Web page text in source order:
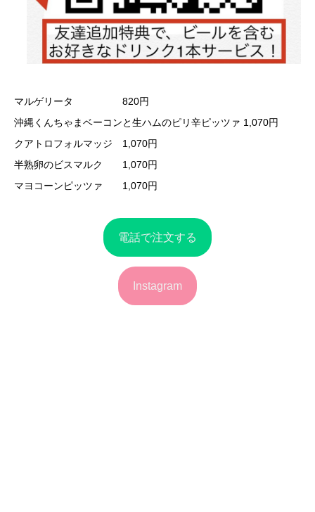
マルゲリータ 820円
沖縄くんちゃまベーコンと生ハムのピリ辛ピッツァ 1,070円
クアトロフォルマッジ 1,070円
半熟卵のビスマルク 1,070円
マヨコーンピッツァ 1,070円
電話で注文する
Instagram